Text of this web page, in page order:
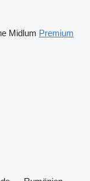
Midlum Premium